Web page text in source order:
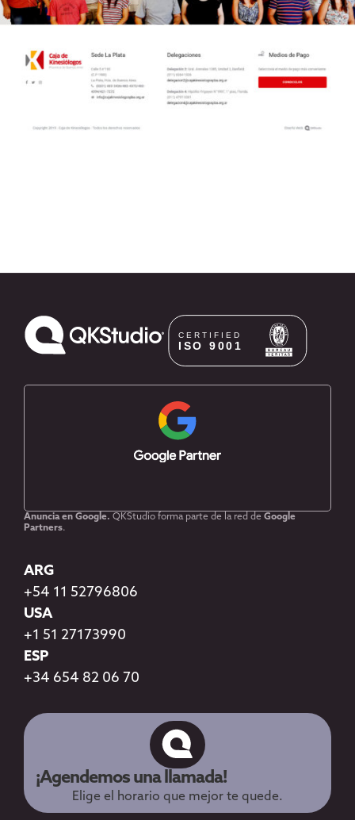
Anuncia en Google. QKStudio forma parte de la red de Google
Partners.
ARG
+54 11 52796806
USA
+1 51 27173990
ESP
+34 654 82 06 70
¡Agendemos una llamada!
Elige el horario que mejor te quede.